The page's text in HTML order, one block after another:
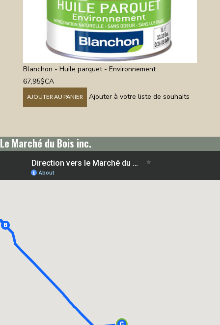
Blanchon - Huile parquet - Environnement
67,95$CA
AJOUTER AU PANIER Ajouter à votre liste de souhaits
Le Marché du Bois inc.